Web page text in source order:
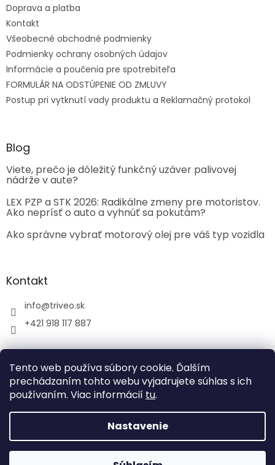
Tento web používa súbory cookie. Ďalším
prechádzaním tohto webu vyjadrujete súhlas s ich
používaním. Viac informácií tu.
Nastavenie
Doprava a platba
Kontakt
Všeobecné obchodné podmienky
Podmienky ochrany osobných údajov
Informácie a poučenia pre spotrebiteľa
FORMULÁR NA ODSTÚPENIE OD ZMLUVY
Postup pri vytknutí vady produktu a Reklamačný protokol
Blog
Viete, prečo je dôležitý funkčný uzáver palivovej
nádrže v aute?
LEX PZP a STK 2026: Radikálne zmeny pre motoristov.
Ako neprísť o auto a vyhnúť sa pokutám?
Ako správne vybrať motorový olej pre váš typ vozidla
Kontakt
info@triveo.sk
+421 918 117 887
Vytvoril Shoptet
TRIVEO spol. s r.o.
vyhradené.